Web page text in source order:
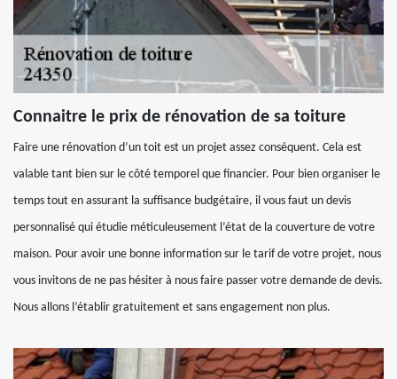
Connaitre le prix de rénovation de sa toiture
Faire une rénovation d’un toit est un projet assez conséquent. Cela est
valable tant bien sur le côté temporel que financier. Pour bien organiser le
temps tout en assurant la suffisance budgétaire, il vous faut un devis
personnalisé qui étudie méticuleusement l’état de la couverture de votre
maison. Pour avoir une bonne information sur le tarif de votre projet, nous
vous invitons de ne pas hésiter à nous faire passer votre demande de devis.
Nous allons l’établir gratuitement et sans engagement non plus.